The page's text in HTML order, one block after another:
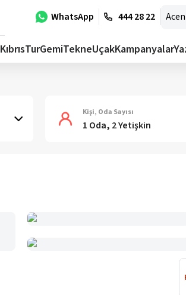
WhatsApp 444 28 22
KıbrısTurGemiTekneUçakKampanyalar
Kişi, Oda Sayısı
1 Oda, 2 Yetişkin